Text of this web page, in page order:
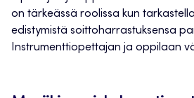
on tärkeässä roolissa kun
edistymistä soittoharrastuksensa
Instrumenttiopettajan ja oppilaan